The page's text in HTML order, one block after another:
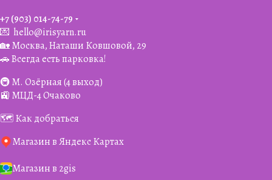
+7 (903) 014-74-79‬
💌 hello@irisyarn.ru
🏡 Москва, Наташи Ковшовой, 29
🚗 Всегда есть парковка!
🚇 М. Озёрная (4 выход)
🚉 МЦД-4 Очаково
🗺️ Как добраться
Магазин в Яндекс Картах
Магазин в 2gis